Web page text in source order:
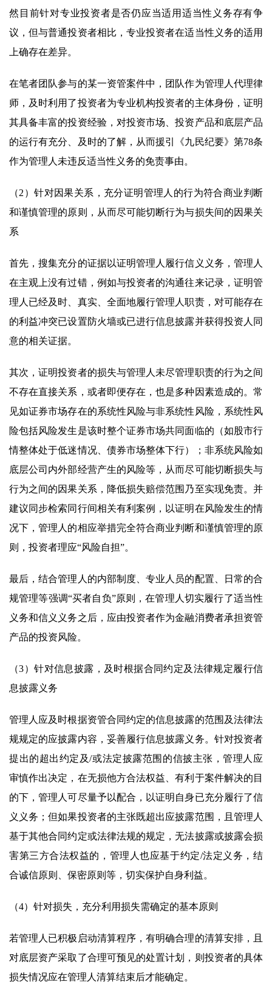
然目前针对专业投资者是否仍应当适用适当性义务存有争
议，但与普通投资者相比，专业投资者在适当性义务的适用
上确存在差异。
在笔者团队参与的某一资管案件中，团队作为管理人代理律
师，及时利用了投资者为专业机构投资者的主体身份，证明
其具备丰富的投资经验，对投资市场、投资产品和底层产品
的运行有充分、及时的了解，从而援引《九民纪要》第78条
作为管理人未违反适当性义务的免责事由。
（2）针对因果关系，充分证明管理人的行为符合商业判断
和谨慎管理的原则，从而尽可能切断行为与损失间的因果关
系
首先，搜集充分的证据以证明管理人履行信义义务，管理人
在主观上没有过错，例如与投资者的沟通往来记录，证明管
理人已经及时、真实、全面地履行管理人职责，对可能存在
的利益冲突已设置防火墙或已进行信息披露并获得投资人同
意的相关证据。
其次，证明投资者的损失与管理人未尽管理职责的行为之间
不存在直接关系，或者即便存在，也是多种因素造成的。常
见如证券市场存在的系统性风险与非系统性风险，系统性风
险包括风险发生是该时整个证券市场共同面临的（如股市行
情整体处于低迷情况、债券市场整体下行）；非系统风险如
底层公司内外部经营产生的风险等，从而尽可能切断损失与
行为之间的因果关系，降低损失赔偿范围乃至实现免责。并
建议同步检索同行间相关有利案例，以证明在风险发生的情
况下，管理人的相应举措完全符合商业判断和谨慎管理的原
则，投资者理应“风险自担”。
最后，结合管理人的内部制度、专业人员的配置、日常的合
规管理等强调“买者自负”原则，在管理人切实履行了适当性
义务和信义义务之后，应由投资者作为金融消费者承担资管
产品的投资风险。
（3）针对信息披露，及时根据合同约定及法律规定履行信
息披露义务
管理人应及时根据资管合同约定的信息披露的范围及法律法
规规定的应披露内容，妥善履行信息披露义务。针对投资者
提出的超出约定及/或法定披露范围的信披主张，管理人应
审慎作出决定，在无损他方合法权益、有利于案件解决的目
的下，管理人可尽量予以配合，以证明自身已充分履行了信
义义务；但如果投资者的主张既超出应披露范围，且管理人
基于其他合同约定或法律法规的规定，无法披露或披露会损
害第三方合法权益的，管理人也应基于约定/法定义务，结
合诚信原则、保密原则等，切实保护自身利益。
（4）针对损失，充分利用损失需确定的基本原则
若管理人已积极启动清算程序，有明确合理的清算安排，且
对底层资产采取了合理可预见的处置计划，则投资者的具体
损失情况应在管理人清算结束后才能确定。